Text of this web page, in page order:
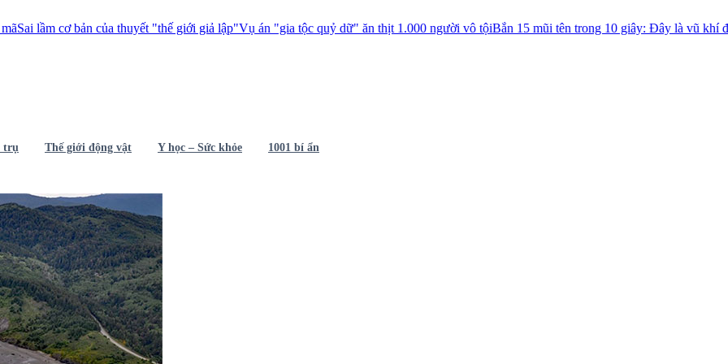
của thuyết "thế giới giả lập"Vụ án "gia tộc quỷ dữ" ăn thịt 1.000 người vô tội Bắn 15 mũi tên trong 10 giây: Đây là vũ khí đáng sợ do Gia
trụ Thế giới động vật Y học – Sức khỏe 1001 bí ẩn